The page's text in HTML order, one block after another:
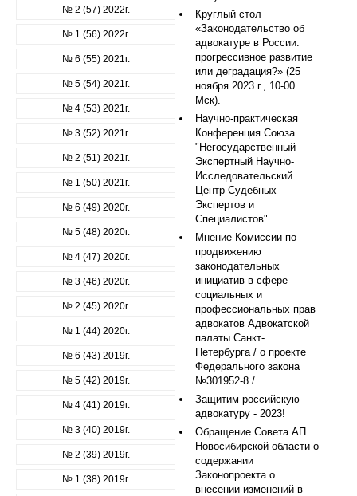
№ 2 (57) 2022г.
№ 1 (56) 2022г.
№ 6 (55) 2021г.
№ 5 (54) 2021г.
№ 4 (53) 2021г.
№ 3 (52) 2021г.
№ 2 (51) 2021г.
№ 1 (50) 2021г.
№ 6 (49) 2020г.
№ 5 (48) 2020г.
№ 4 (47) 2020г.
№ 3 (46) 2020г.
№ 2 (45) 2020г.
№ 1 (44) 2020г.
№ 6 (43) 2019г.
№ 5 (42) 2019г.
№ 4 (41) 2019г.
№ 3 (40) 2019г.
№ 2 (39) 2019г.
№ 1 (38) 2019г.
Круглый стол
«Законодательство об
адвокатуре в России:
прогрессивное развитие
или деградация?» (25
ноября 2023 г., 10-00
Мск).
Научно-практическая
Конференция Союза
"Негосударственный
Экспертный Научно-
Исследовательский
Центр Судебных
Экспертов и
Специалистов"
Мнение Комиссии по
продвижению
законодательных
инициатив в сфере
социальных и
профессиональных прав
адвокатов Адвокатской
палаты Санкт-
Петербурга / о проекте
Федерального закона
№301952-8 /
Защитим российскую
адвокатуру - 2023!
Обращение Совета АП
Новосибирской области о
содержании
Законопроекта о
внесении изменений в